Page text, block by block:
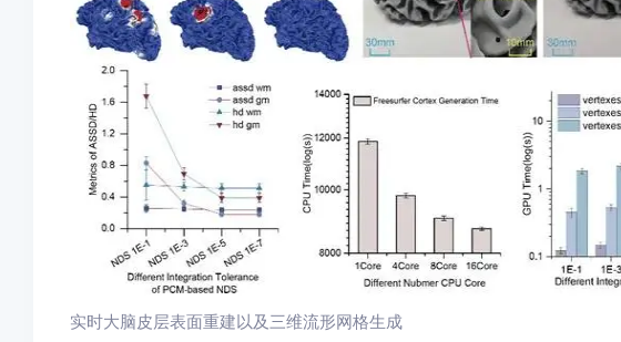
实时大脑皮层表面重建以及三维流形网格生成